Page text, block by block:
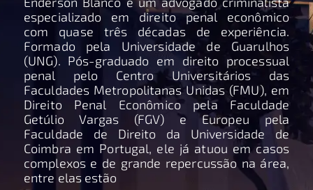
especializado em direito penal econômico
com quase três décadas de experiência.
Formado pela Universidade de Guarulhos
(UNG). Pós-graduado em direito processual
penal pelo Centro Universitários das
Faculdades Metropolitanas Unidas (FMU), em
Direito Penal Econômico pela Faculdade
Getúlio Vargas (FGV) e Europeu pela
Faculdade de Direito da Universidade de
Coimbra em Portugal, ele já atuou em casos
complexos e de grande repercussão na área,
entre elas estão